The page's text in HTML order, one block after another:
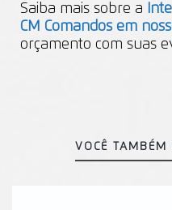
Saiba mais sobre a
CM Comandos em
orçamento com suas
VOCÊ TAMBÉM